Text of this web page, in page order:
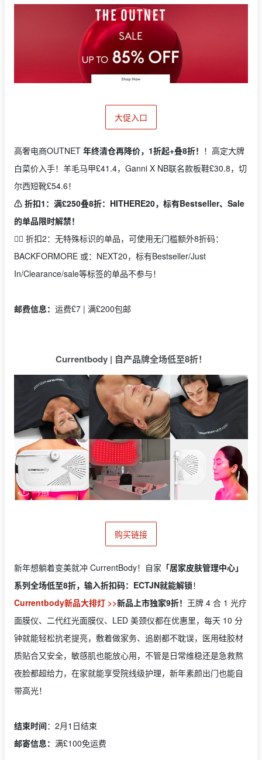
大促入口
高奢电商OUTNET 年终清仓再降价，1折起+叠8折！ ！高定大牌
白菜价入手！羊毛马甲£41.4，Ganni X NB联名款板鞋£30.8，切
尔西短靴£54.6！
⚠️ 折扣1：满£250叠8折：HITHERE20，标有Bestseller、Sale
的单品限时解禁！
👉🏻 折扣2：无特殊标识的单品，可使用无门槛额外8折码：
BACKFORMORE 或：NEXT20，标有Bestseller/Just
In/Clearance/sale等标签的单品不参与！
邮费信息： 运费£7 | 满£200包邮
Currentbody | 自产品牌全场低至8折！
购买链接
新年想躺着变美就冲 CurrentBody！自家 「居家皮肤管理中心」
系列全场低至8折，输入折扣码：ECTJN就能解锁！
Currentbody新品大排灯 >>新品上市独家9折！ 王牌 4 合 1 光疗
面膜仪、二代红光面膜仪、LED 美颈仪都在优惠里，每天 10 分
钟就能轻松抗老提亮，敷着做家务、追剧都不耽误，医用硅胶材
质贴合又安全，敏感肌也能放心用，不管是日常维稳还是急救熬
夜脸都超给力，在家就能享受院线级护理，新年素颜出门也能自
带高光！
结束时间：2月1日结束
邮寄信息： 满£100免运费